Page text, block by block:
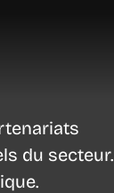
du secteur.